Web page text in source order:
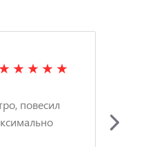
повесил